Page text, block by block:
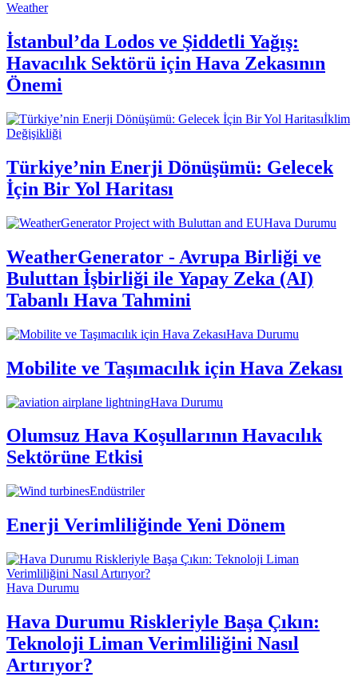
Weather
İstanbul’da Lodos ve Şiddetli Yağış:
Havacılık Sektörü için Hava Zekasının
Önemi
İklim
Değişikliği
Türkiye’nin Enerji Dönüşümü: Gelecek
İçin Bir Yol Haritası
Hava Durumu
WeatherGenerator - Avrupa Birliği ve
Buluttan İşbirliği ile Yapay Zeka (AI)
Tabanlı Hava Tahmini
Hava Durumu
Mobilite ve Taşımacılık için Hava Zekası
Hava Durumu
Olumsuz Hava Koşullarının Havacılık
Sektörüne Etkisi
Endüstriler
Enerji Verimliliğinde Yeni Dönem
Hava Durumu
Hava Durumu Riskleriyle Başa Çıkın:
Teknoloji Liman Verimliliğini Nasıl
Artırıyor?